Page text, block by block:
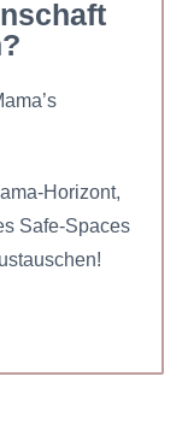
Horizont,
Safe-Spaces